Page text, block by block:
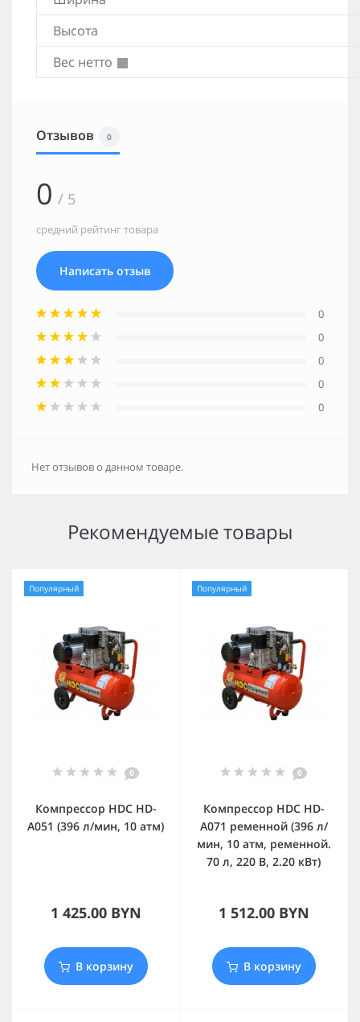
Высота
Вес нетто
Отзывов 0
0 / 5
средний рейтинг товара
Написать отзыв
0
0
0
0
0
Нет отзывов о данном товаре.
Рекомендуемые товары
Популярный
0
Компрессор HDC HD-
A051 (396 л/мин, 10 атм)
1 425.00 BYN
В корзину
Популярный
0
Компрессор HDC HD-
A071 ременной (396 л/
мин, 10 атм, ременной.
70 л, 220 В, 2.20 кВт)
1 512.00 BYN
В корзину